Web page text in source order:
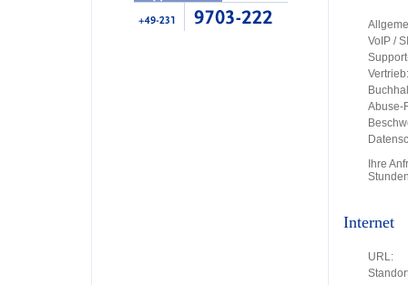
VoIP /
Vertrieb:
Abuse-
Ihre
Internet
URL: